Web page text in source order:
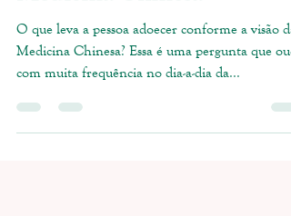
Medicina Chinesa
O que leva a pessoa adoecer conforme a visão da
Medicina Chinesa? Essa é uma pergunta que